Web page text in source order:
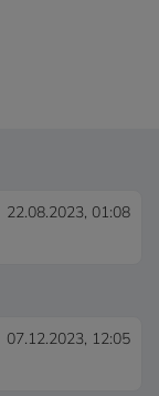
22.08.2023, 01:08
07.12.2023, 12:05